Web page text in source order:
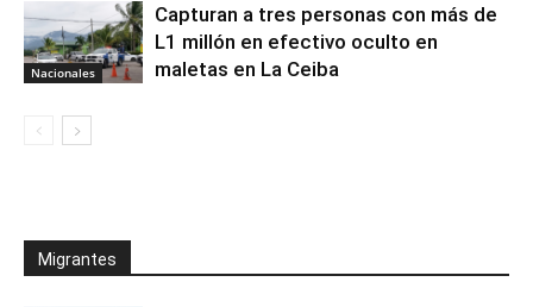
Nacionales
Capturan a tres personas con más de
L1 millón en efectivo oculto en
maletas en La Ceiba
Migrantes